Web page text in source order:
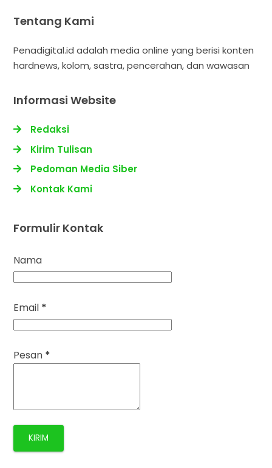
Tentang Kami
Penadigital.id adalah media online yang berisi konten
hardnews, kolom, sastra, pencerahan, dan wawasan
Informasi Website
Redaksi
Kirim Tulisan
Pedoman Media Siber
Kontak Kami
Formulir Kontak
Nama
Email *
Pesan *